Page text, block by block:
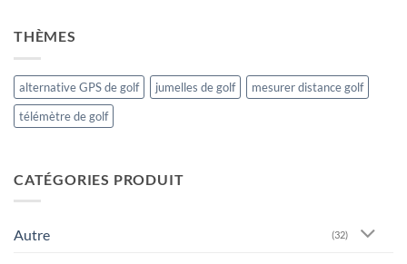
THÈMES
alternative GPS de golf jumelles de golf
mesurer distance golf
télémètre de golf
CATÉGORIES PRODUIT
Autre (32)